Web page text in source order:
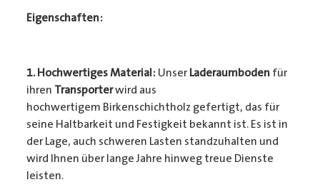
Eigenschaften:
1. Hochwertiges Material: Unser Laderaumbodenfür
ihren Transporterwird aus
hochwertigem Birkenschichtholz gefertigt, das für
seine Haltbarkeit und Festigkeit bekannt ist. Es ist in
der Lage, auch schweren Lasten standzuhalten und
wird Ihnen über lange Jahre hinweg treue Dienste
leisten.